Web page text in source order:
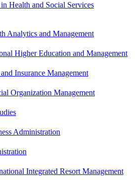
Health and Social Services
Analytics and Management
Higher Education and Management
Insurance Management
Organization Management
Administration
Integrated Resort Management